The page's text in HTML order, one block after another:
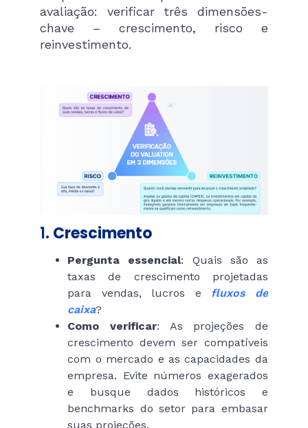
avaliação: verificar três dimensões-
chave – crescimento, risco e
reinvestimento.
1. Crescimento
Pergunta essencial: Quais são as
taxas de crescimento projetadas
para vendas, lucros e fluxos de
caixa?
Como verificar: As projeções de
crescimento devem ser compatíveis
com o mercado e as capacidades da
empresa. Evite números exagerados
e busque dados históricos e
benchmarks do setor para embasar
suas projeções.